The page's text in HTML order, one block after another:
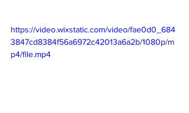
https://video.wixstatic.com/video/fae0d0_684
3847cd8384f56a6972c42013a6a2b/1080p/m
p4/file.mp4